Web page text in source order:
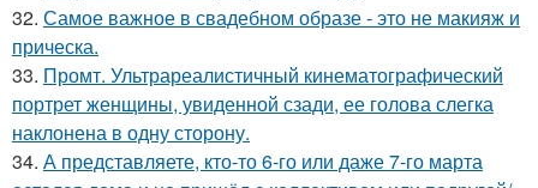
32. Самое важное в свадебном образе - это не макияж и
прическа.
33. Промт. Ультрареалистичный кинематографический
портрет женщины, увиденной сзади, ее голова слегка
наклонена в одну сторону.
34. А представляете, кто-то 6-го или даже 7-го марта